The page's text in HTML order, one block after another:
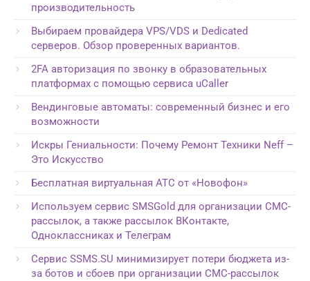
производительность
Выбираем провайдера VPS/VDS и Dedicated
серверов. Обзор проверенных вариантов.
2FA авторизация по звонку в образовательных
платформах с помощью сервиса uCaller
Вендинговые автоматы: современный бизнес и его
возможности
Искры Гениальности: Почему Ремонт Техники Neff –
Это Искусство
Бесплатная виртуальная АТС от «Новофон»
Используем сервис SMSGold для организации СМС-
рассылок, а также рассылок ВКонтакте,
Одноклассниках и Телеграм
Сервис SSMS.SU минимизирует потери бюджета из-
за ботов и сбоев при организации СМС-рассылок